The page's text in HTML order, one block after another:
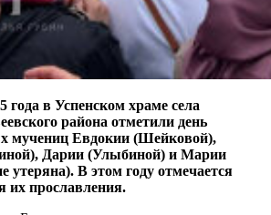
года в Успенском храме села
района отметили день
мучениц Евдокии (Шейковой),
Дарии (Улыбиной) и Марии
утеряна). В этом году отмечается
их прославления.